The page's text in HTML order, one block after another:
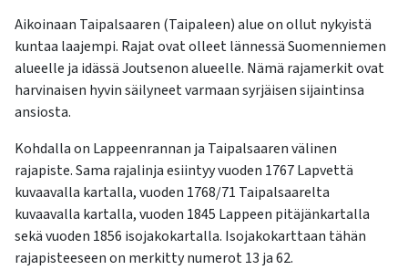
Aikoinaan Taipalsaaren (Taipaleen) alue on ollut nykyistä
kuntaa laajempi. Rajat ovat olleet lännessä Suomenniemen
alueelle ja idässä Joutsenon alueelle. Nämä rajamerkit ovat
harvinaisen hyvin säilyneet varmaan syrjäisen sijaintinsa
ansiosta.
Kohdalla on Lappeenrannan ja Taipalsaaren välinen
rajapiste. Sama rajalinja esiintyy vuoden 1767 Lapvettä
kuvaavalla kartalla, vuoden 1768/71 Taipalsaarelta
kuvaavalla kartalla, vuoden 1845 Lappeen pitäjänkartalla
sekä vuoden 1856 isojakokartalla. Isojakokarttaan tähän
rajapisteeseen on merkitty numerot 13 ja 62.